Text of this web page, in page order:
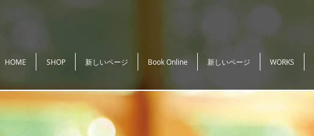
HOME SHOP 新しいページ Book Online 新しいページ WORKS